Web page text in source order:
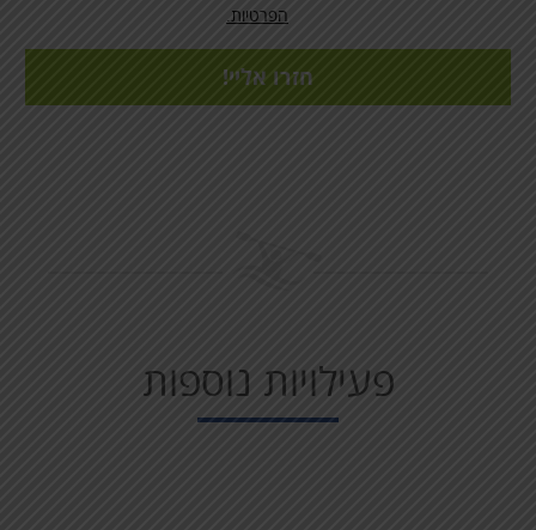
הפרטיות.
פעילויות נוספות